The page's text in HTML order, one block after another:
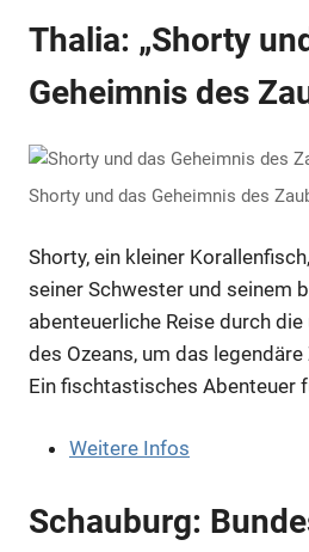
Thalia: „Shorty
Geheimnis des
Shorty und das Geheimnis des
Shorty, ein kleiner
seiner Schwester und seinem
abenteuerliche Reise durch
des Ozeans, um das
Ein fischtastisches Abenteuer
Weitere Infos
Schauburg: